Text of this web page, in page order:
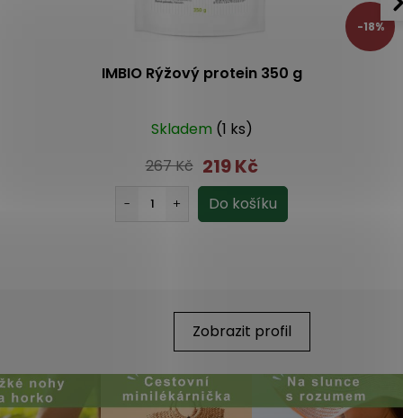
-18%
IMBIO Rýžový protein 350 g
Skladem (1 ks)
267 Kč 219 Kč
Zobrazit profil